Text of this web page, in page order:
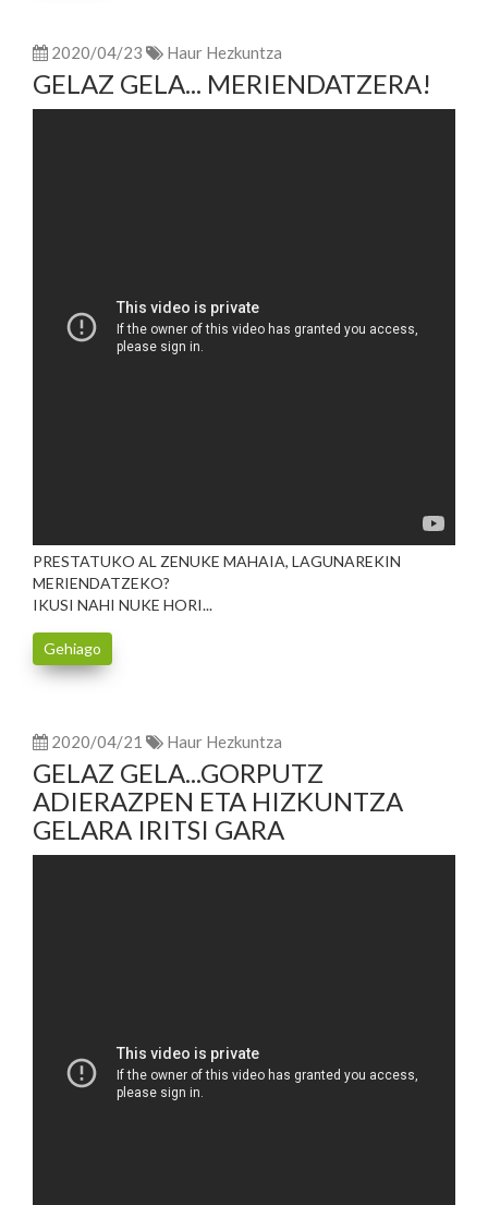
2020/04/23 Haur Hezkuntza
GELAZ GELA... MERIENDATZERA!
PRESTATUKO AL ZENUKE MAHAIA, LAGUNAREKIN
MERIENDATZEKO?
IKUSI NAHI NUKE HORI...
Gehiago
2020/04/21 Haur Hezkuntza
GELAZ GELA...GORPUTZ
ADIERAZPEN ETA HIZKUNTZA
GELARA IRITSI GARA